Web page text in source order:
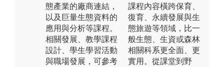
態產業的廠商連結，
以及巨量生態資料的
應用與分析等課程。
相關發展、教學課程
設計、學生學習活動
與職場發展，可參考
課程內容橫跨保育、
復育、永續發展與生
態旅遊等領域，比一
般生態、生資或森林
相關科系更全面、更
實用。從課堂到野